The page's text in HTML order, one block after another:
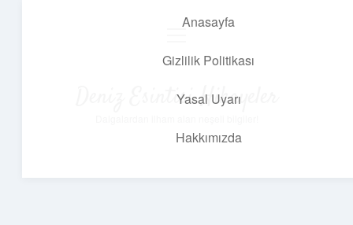
Anasayfa
Gizlilik Politikası
Yasal Uyarı
Hakkımızda
Deniz Esintisi Hikayeler